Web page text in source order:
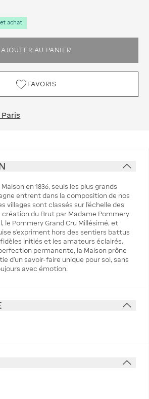
achat
AJOUTER AU PANIER
FAVORIS
Maison en 1836, seuls les plus grands
entrent dans la composition de nos
villages sont classés sur l’échelle des
création du Brut par Madame Pommery
le Pommery Grand Cru Millésimé, et
s’expriment hors des sentiers battus
initiés et les amateurs éclairés.
permanente, la Maison prône
d’un savoir-faire unique pour soi, sans
avec émotion.